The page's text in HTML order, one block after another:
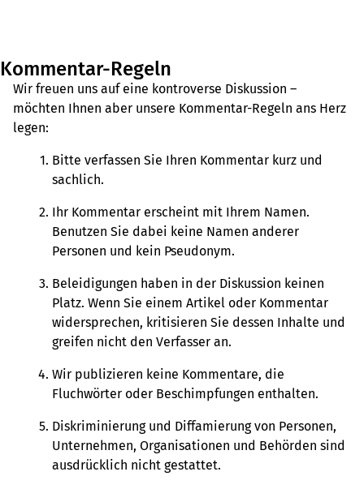
Kommentar-Regeln
Wir freuen uns auf eine kontroverse Diskussion –
möchten Ihnen aber unsere Kommentar-Regeln ans Herz
legen:
Bitte verfassen Sie Ihren Kommentar kurz und
sachlich.
Ihr Kommentar erscheint mit Ihrem Namen.
Benutzen Sie dabei keine Namen anderer
Personen und kein Pseudonym.
Beleidigungen haben in der Diskussion keinen
Platz. Wenn Sie einem Artikel oder Kommentar
widersprechen, kritisieren Sie dessen Inhalte und
greifen nicht den Verfasser an.
Wir publizieren keine Kommentare, die
Fluchwörter oder Beschimpfungen enthalten.
Diskriminierung und Diffamierung von Personen,
Unternehmen, Organisationen und Behörden sind
ausdrücklich nicht gestattet.